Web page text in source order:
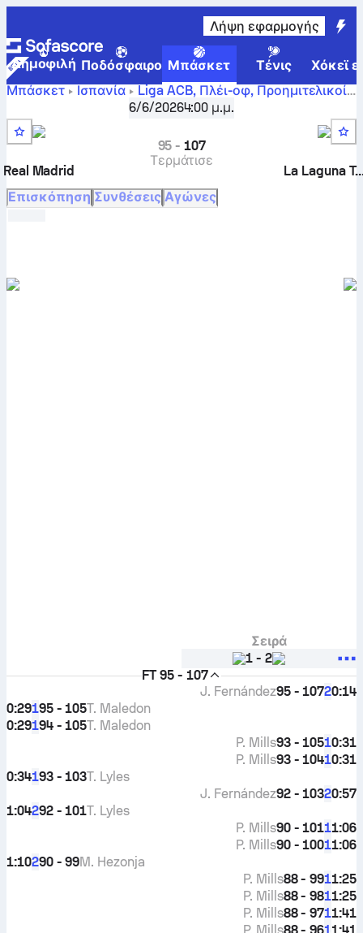
Λήψη εφαρμογής
Δημοφιλή Ποδόσφαιρο Μπάσκετ Τένις
Χόκεϊ
Μπάσκετ
Ισπανία Liga ACB, Πλέι-οφ, Προημιτελικοί
Ρεάλ Μαδρίτης - Κανάριας ζωντανά αποτελέσματα,
συγκριτικά, πρόγραμμα, προβλέψεις και στατιστικά
6/6/20264:00 μ.μ.
Real Madrid
95 - 107
Τερμάτισε
La Laguna
Επισκόπηση Συνθέσεις Αγώνες
Σειρά
1 - 2
FT 95 - 107
0:14
2
95 - 107
J. Fernández
0:29195 - 105T. Maledon
0:29194 - 105T. Maledon
0:31
1
93 - 105
P. Mills
0:31
1
93 - 104
P. Mills
0:34193 - 103T. Lyles
0:57
2
92 - 103
J. Fernández
1:04292 - 101T. Lyles
1:06
1
90 - 101
P. Mills
1:06
1
90 - 100
P. Mills
1:10290 - 99M. Hezonja
1:25
1
88 - 99
P. Mills
1:25
1
88 - 98
P. Mills
1:41
1
88 - 97
P. Mills
1:41
88 - 96
P. Mills